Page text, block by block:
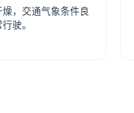
，交通气象条件良
驶。